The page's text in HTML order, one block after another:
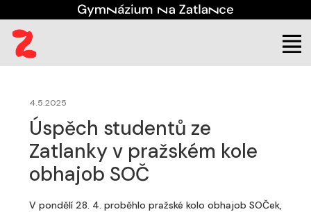
Aktuality(aktuální)
4.5.2025
Úspěch studentů ze
Zatlanky v pražském kole
obhajob SOČ
V pondělí 28. 4. proběhlo pražské kolo obhajob SOČek,